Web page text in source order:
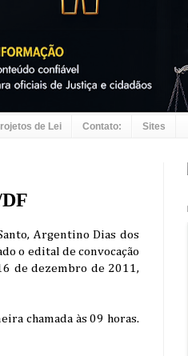
de Lei Contato: Sites
Argentino Dias dos
o edital de convocação
de dezembro de 2011,
chamada às 09 horas.